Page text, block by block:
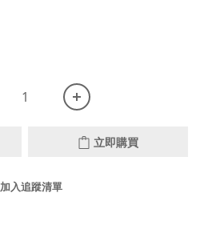
立即購買
加入追蹤清單